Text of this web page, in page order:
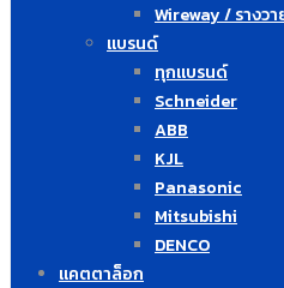
Wireway / รางวา
แบรนด์
ทุกแบรนด์
Schneider
ABB
KJL
Panasonic
Mitsubishi
DENCO
แคตตาล็อก